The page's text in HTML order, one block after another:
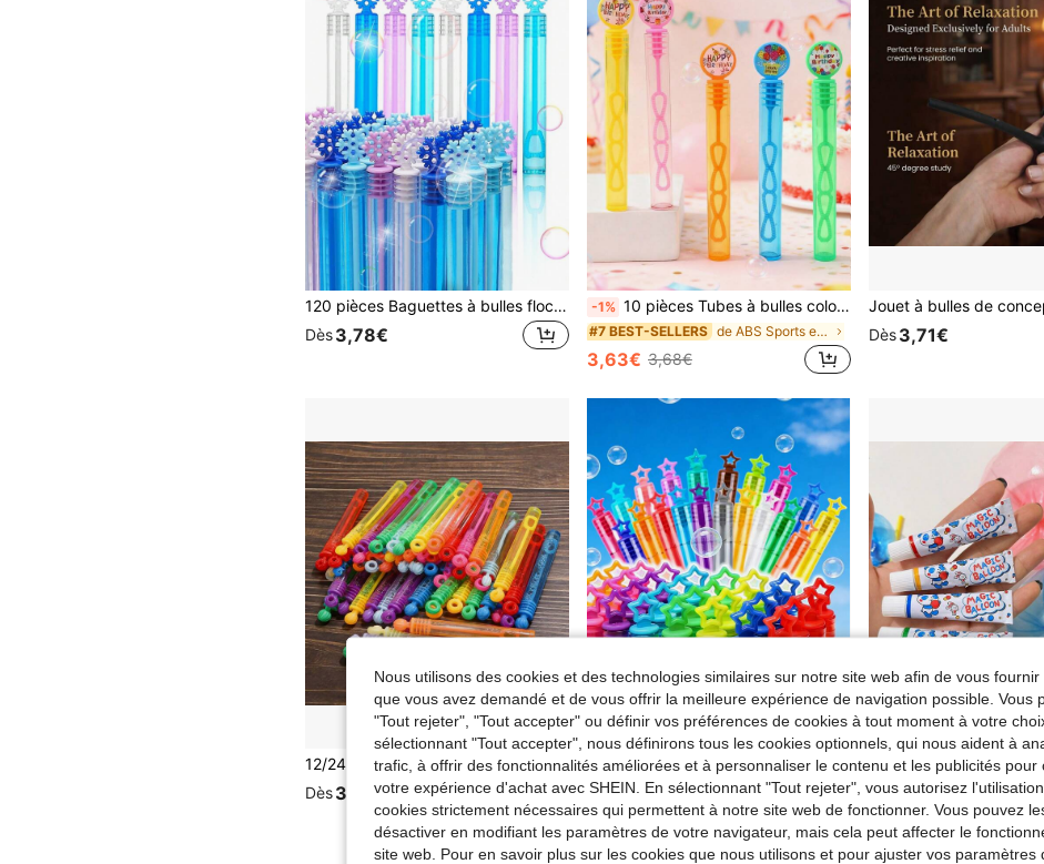
120 pièces Baguettes à bulles flocons de neige, tubes à bulles manuels colorés, jouets souffleurs de bulles à main mini, cadeaux de fête, convient pour mariages, anniversaires, Saint-Valentin, Noël, enterrements de vie de jeune fille et loisirs en extérieur (liquide à bulles non inclus)
Dès3,78€
-1% 10 pièces Tubes à bulles colorés pour anniversaire (sans solution à bulles), tubes fins à bulles DIY pour fête du 1er anniversaire, tubes à bulles transparents DIY, fabricant de bulles pour fête, décoration de baby shower, tubes à bulles avec autocollant Happy Birthday, activité amusante de soufflage de bulles, décoration de fête printanière en plein air, décoration d'anniversaire, remplissage de sac cadeau d'anniversaire, remplissage de sac de fête d'anniversaire, accessoires de photographie, faveurs de fête (sans solution à bulles)
#7 BEST-SELLERS de ABS Sports et jeux de plein air pour adolescent
3,63€ 3,68€
Dès 3,71€
12/24/48/60 pièces Baguettes à bulles roses colorées (liquide à bulles non inclus, tubes vides), Cadeaux de mariage, Cadeaux de Noël, Convient pour les fêtes, les mariages, les événements intérieurs/extérieurs, les fêtes de bulles
Dès3,88€
-4% 60 pièces Baguettes à bulles en forme de cœur sans liquide, Cadeaux de fête pour les vacances, les célébrations, les jouets et jeux d'acclamation, Jouets de soufflage de bulles manuels, 12/24/48/60 pièces
Dès3,98€ 4,18€
Dès2,66€
1autres vendeurs
Nous utilisons des cookies et des technologies similaires sur notre site web afin de vous fournir
que vous avez demandé et de vous offrir la meilleure expérience de navigation possible. Vous
"Tout rejeter", "Tout accepter" ou définir vos préférences de cookies à tout moment à votre
sélectionnant "Tout accepter", nous définirons tous les cookies optionnels, qui nous aident à
trafic, à offrir des fonctionnalités améliorées et à personnaliser le contenu et les publicités pour
votre expérience d'achat avec SHEIN. En sélectionnant "Tout rejeter", vous autorisez
cookies strictement nécessaires qui permettent à notre site web de fonctionner. Vous pouvez
désactiver en modifiant les paramètres de votre navigateur, mais cela peut affecter le
site web. Pour en savoir plus sur les cookies que nous utilisons et pour ajuster vos paramètres